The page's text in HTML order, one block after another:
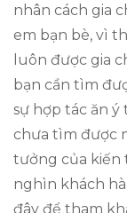
nhân cách gia
em bạn bè, vì
luôn được gia
bạn cần tìm
sự hợp tác ăn
chưa tìm được
tưởng của kiến
nghìn khách
đây để tham